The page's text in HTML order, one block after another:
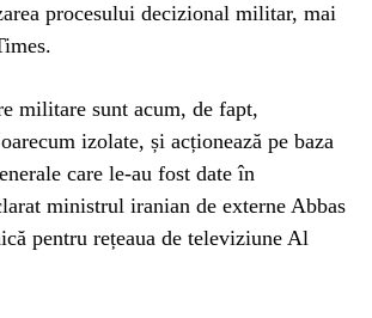
procesului decizional militar, mai
militare sunt acum, de fapt,
izolate, și acționează pe baza
care le-au fost date în
ministrul iranian de externe Abbas
pentru rețeaua de televiziune Al